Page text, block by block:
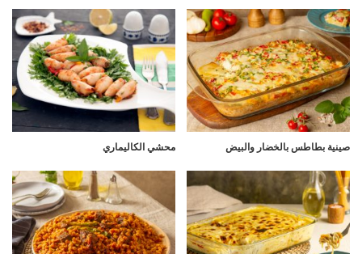
صينية بطاطس بالخضار والبيض محشي الكاليماري